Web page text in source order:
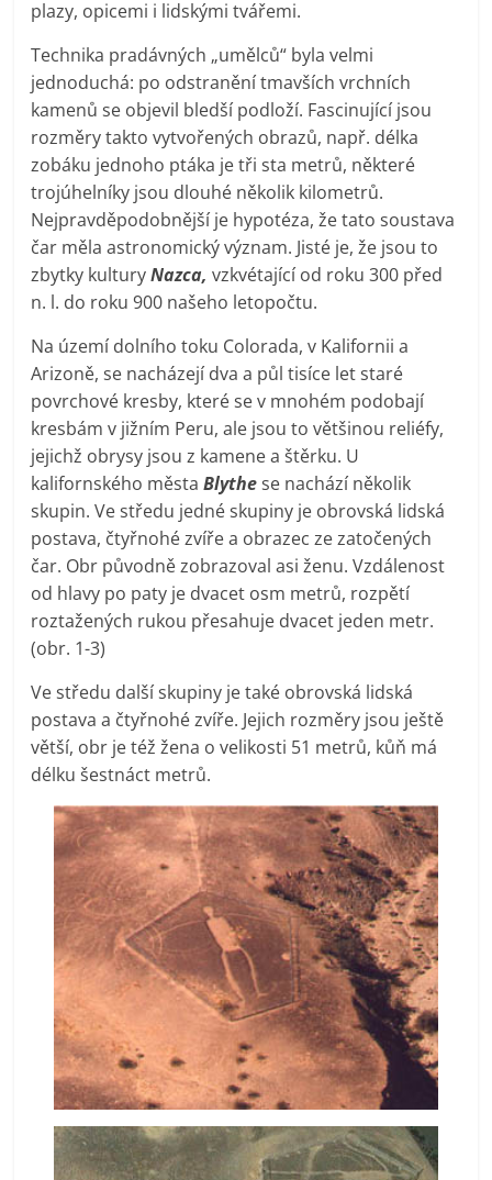
plazy, opicemi i lidskými tvářemi.
Technika pradávných „umělců“ byla velmi
jednoduchá: po odstranění tmavších vrchních
kamenů se objevil bledší podloží. Fascinující jsou
rozměry takto vytvořených obrazů, např. délka
zobáku jednoho ptáka je tři sta metrů, některé
trojúhelníky jsou dlouhé několik kilometrů.
Nejpravděpodobnější je hypotéza, že tato soustava
čar měla astronomický význam. Jisté je, že jsou to
zbytky kulturyNazca, vzkvétající od roku 300 před
n. l. do roku 900 našeho letopočtu.
Na území dolního toku Colorada, v Kalifornii a
Arizoně, se nacházejí dva a půl tisíce let staré
povrchové kresby, které se v mnohém podobají
kresbám v jižním Peru, ale jsou to většinou reliéfy,
jejichž obrysy jsou z kamene a štěrku. U
kalifornského městaBlythese nachází několik
skupin. Ve středu jedné skupiny je obrovská lidská
postava, čtyřnohé zvíře a obrazec ze zatočených
čar. Obr původně zobrazoval asi ženu. Vzdálenost
od hlavy po paty je dvacet osm metrů, rozpětí
roztažených rukou přesahuje dvacet jeden metr.
(obr. 1-3)
Ve středu další skupiny je také obrovská lidská
postava a čtyřnohé zvíře. Jejich rozměry jsou ještě
větší, obr je též žena o velikosti 51 metrů, kůň má
délku šestnáct metrů.